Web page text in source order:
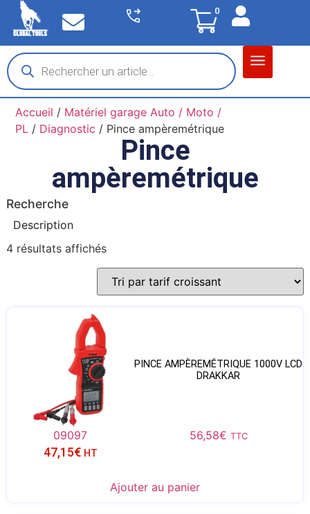
0
Accueil / Matériel garage Auto / Moto /
PL / Diagnostic / Pince ampèremétrique
Pince
ampèremétrique
Recherche
Description
4 résultats affichés
PINCE AMPÈREMÉTRIQUE 1000V LCD
DRAKKAR
09097 56,58€ TTC
47,15€ HT
Ajouter au panier